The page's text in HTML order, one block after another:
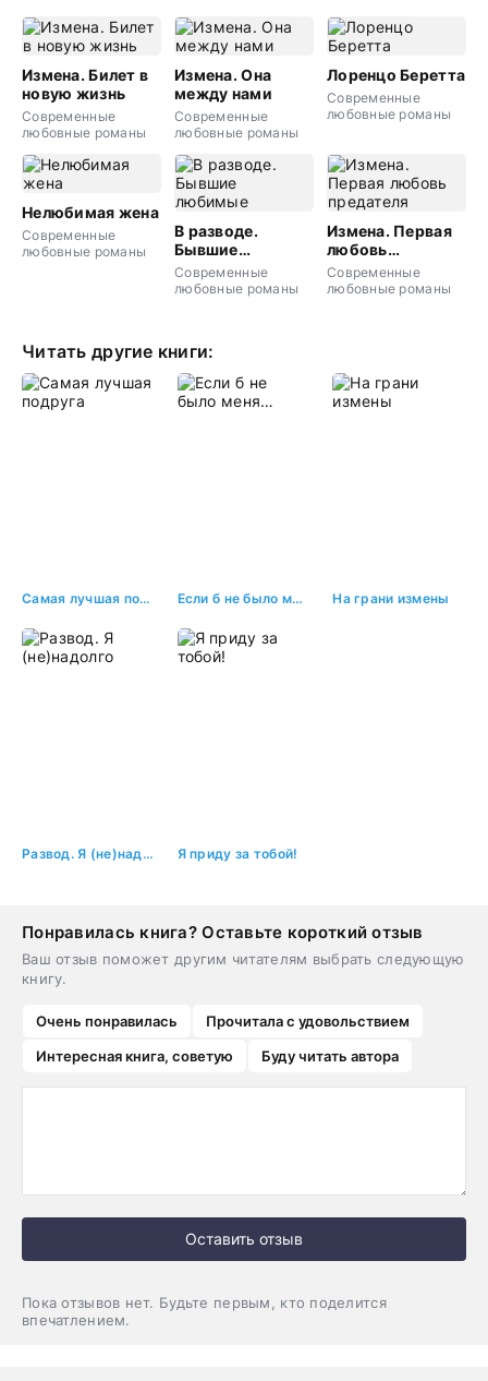
Измена. Билет в
новую жизнь
Современные
любовные романы
Измена. Она
между нами
Современные
любовные романы
Лоренцо Беретта
Современные
любовные романы
Нелюбимая жена
Современные
любовные романы
В разводе.
Бывшие
любимые
Современные
любовные романы
Измена. Первая
любовь
предателя
Современные
любовные романы
Читать другие книги:
Самая лучшая подруга Если б не было меня… На грани измены
Развод. Я (не)надолго Я приду за тобой!
Понравилась книга? Оставьте короткий отзыв
Ваш отзыв поможет другим читателям выбрать следующую
книгу.
Очень понравилась
Прочитала с удовольствием
Интересная книга, советую
Буду читать автора
Оставить отзыв
Пока отзывов нет. Будьте первым, кто поделится
впечатлением.